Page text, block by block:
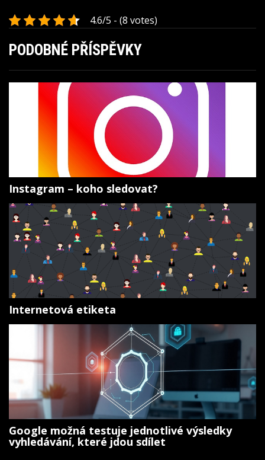
4.6/5 - (8 votes)
PODOBNÉ PŘÍSPĚVKY
Instagram – koho sledovat?
Internetová etiketa
Google možná testuje jednotlivé výsledky
vyhledávání, které jdou sdílet